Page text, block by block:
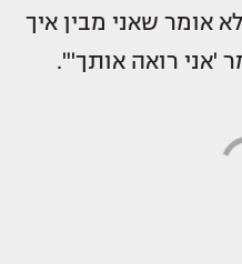
אומר שאני מבין איך
'אני רואה אותך'".